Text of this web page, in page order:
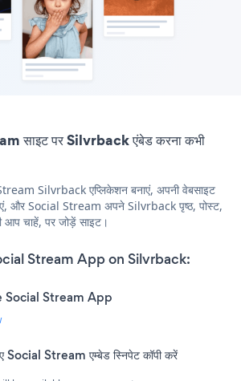
साइट पर Silvrback एंबेड करना कभी
Silvrback एप्लिकेशन बनाएं, अपनी वेबसाइट
और Social Stream अपने Silvrback पृष्ठ, पोस्ट,
आप चाहें, पर जोड़ें साइट।
Stream App on Silvrback:
Social Stream App
Stream एम्बेड स्निपेट कॉपी करें